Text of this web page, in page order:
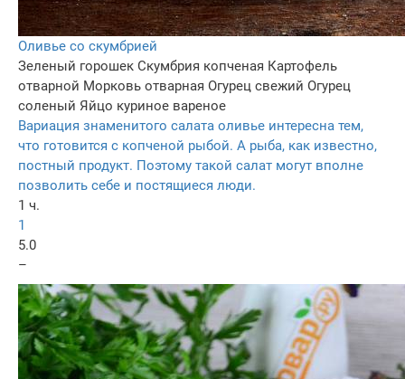
Оливье со скумбрией
Зеленый горошек Скумбрия копченая Картофель
отварной Морковь отварная Огурец свежий Огурец
соленый Яйцо куриное вареное
Вариация знаменитого салата оливье интересна тем,
что готовится с копченой рыбой. А рыба, как известно,
постный продукт. Поэтому такой салат могут вполне
позволить себе и постящиеся люди.
1 ч.
1
5.0
–